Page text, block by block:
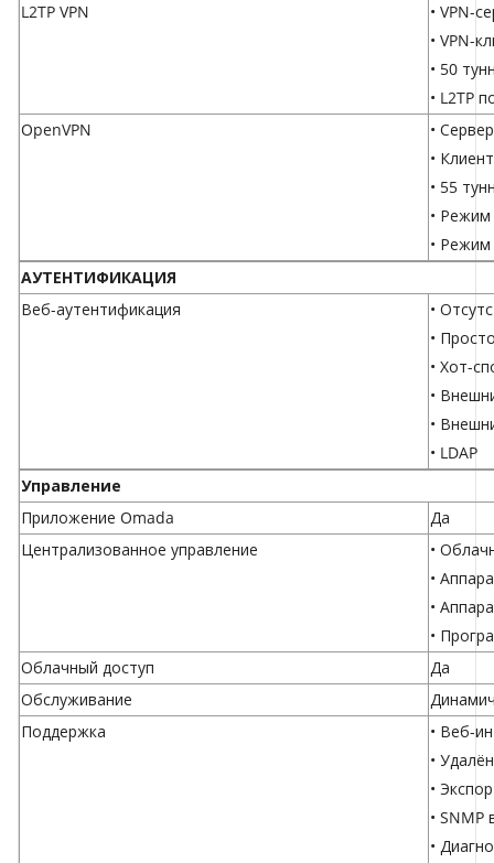
L2TP VPN
• VPN-
• VPN-
• 50
• L2TP
OpenVPN
•
•
• 55
• Режим
•
АУТЕНТИФИКАЦИЯ
Веб-аутентификация
•
•
• Хот-
•
•
• LDAP
Управление
Приложение Omada
Да
Централизованное управление
•
•
•
•
Облачный доступ
Да
Обслуживание
Поддержка
• Веб-
•
•
• SNMP
•